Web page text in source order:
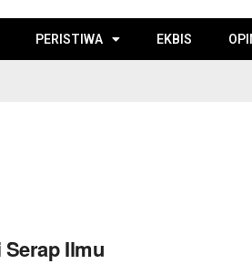
PERISTIWA EKBIS
Ilmu